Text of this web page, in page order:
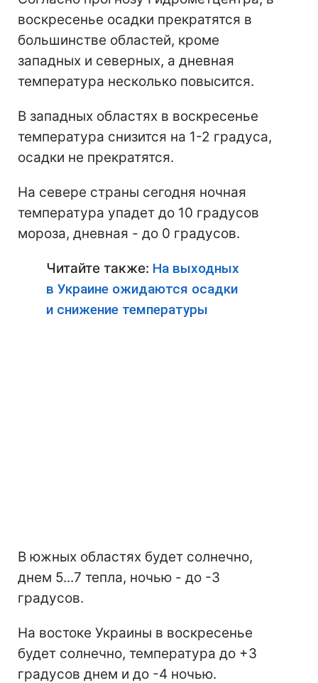
воскресенье осадки прекратятся в
большинстве областей, кроме
западных и северных, а дневная
температура несколько повысится.
В западных областях в воскресенье
температура снизится на 1-2 градуса,
осадки не прекратятся.
На севере страны сегодня ночная
температура упадет до 10 градусов
мороза, дневная - до 0 градусов.
Читайте также: На выходных
в Украине ожидаются осадки
и снижение температуры
В южных областях будет солнечно,
днем 5...7 тепла, ночью - до -3
градусов.
На востоке Украины в воскресенье
будет солнечно, температура до +3
градусов днем и до -4 ночью.